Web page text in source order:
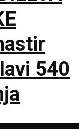
540